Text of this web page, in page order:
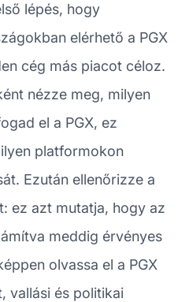
lépés, hogy
elérhető a PGX
cég más piacot céloz.
nézze meg, milyen
el a PGX, ez
platformokon
Ezután ellenőrizze a
ez azt mutatja, hogy az
meddig érvényes
olvassa el a PGX
vallási és politikai